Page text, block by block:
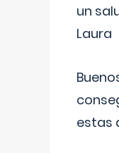
un
Laura
estas